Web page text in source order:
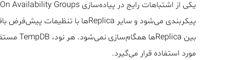
مورد استفاده قرار می‌گیرد.